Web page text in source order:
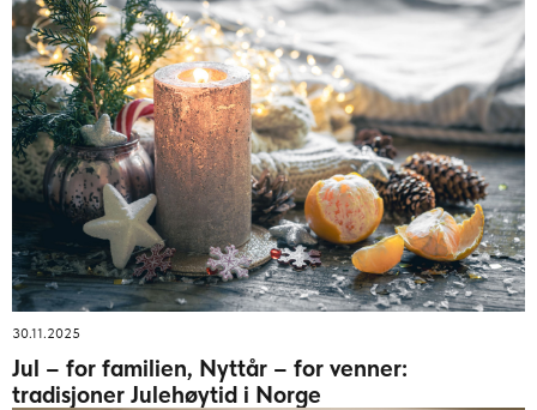
30.11.2025
Jul – for familien, Nyttår – for venner:
tradisjoner Julehøytid i Norge